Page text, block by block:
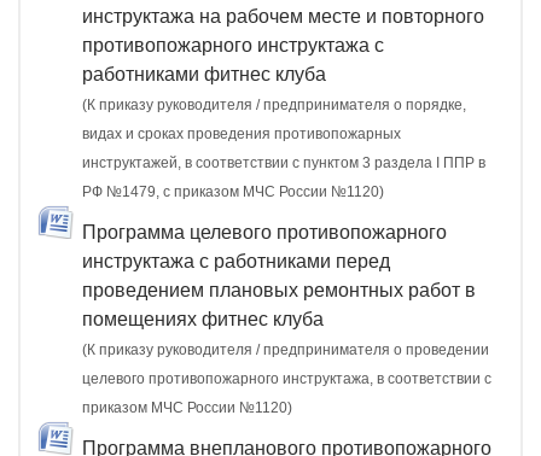
инструктажа на рабочем месте и повторного
противопожарного инструктажа с
работниками фитнес клуба
(К приказу руководителя / предпринимателя о порядке,
видах и сроках проведения противопожарных
инструктажей, в соответствии с пунктом 3 раздела I ППР в
РФ №1479, с приказом МЧС России №1120)
Программа целевого противопожарного
инструктажа с работниками перед
проведением плановых ремонтных работ в
помещениях фитнес клуба
(К приказу руководителя / предпринимателя о проведении
целевого противопожарного инструктажа, в соответствии с
приказом МЧС России №1120)
Программа внепланового противопожарного